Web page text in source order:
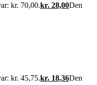
kr. 70,00.kr. 28,00Den
kr. 45,75.kr. 18,36Den